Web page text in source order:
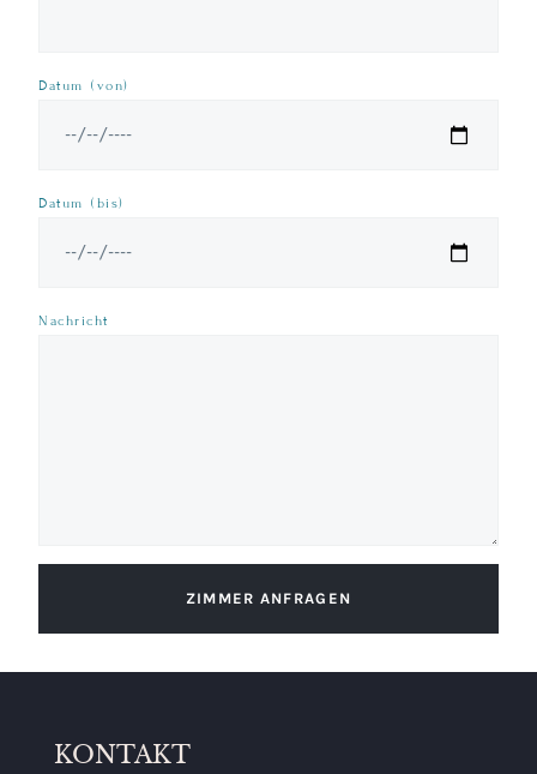
Datum (von)
Datum (bis)
Nachricht
ZIMMER ANFRAGEN
KONTAKT